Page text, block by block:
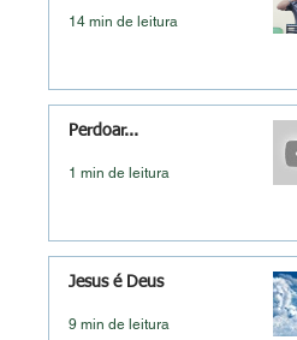
14 min de leitura
Perdoar...
1 min de leitura
Jesus é Deus
9 min de leitura